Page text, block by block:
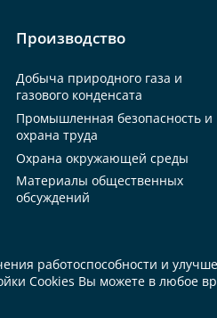
Производство
Добыча природного газа и
газового конденсата
Промышленная безопасность и
охрана труда
Охрана окружающей среды
Материалы общественных
обсуждений
работоспособности и
Cookies Вы можете в любое